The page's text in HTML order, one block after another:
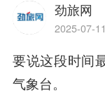
劲旅网
2025-07-
要说这段时间
气象台。